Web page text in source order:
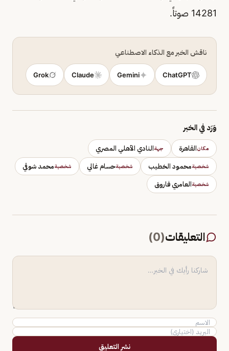
14281 صوتاً.
ناقش الخبر مع الذكاء الاصطناعي
ChatGPT
Gemini
Claude
Grok
وَرَد في الخبر
مكانالقاهرة جهةالنادي الأهلي المصري
شخصيةمحمود الخطيب شخصيةحسام غالي شخصيةمحمد شوقي
شخصيةالعامري فاروق
التعليقات(
0
)
نشر التعليق